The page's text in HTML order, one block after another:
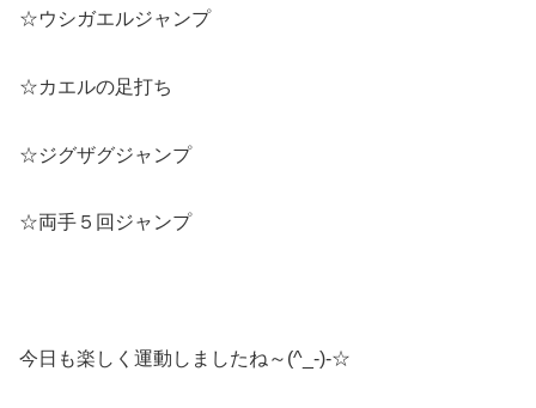
☆ウシガエルジャンプ
☆カエルの足打ち
☆ジグザグジャンプ
☆両手５回ジャンプ
今日も楽しく運動しましたね～(^_-)-☆